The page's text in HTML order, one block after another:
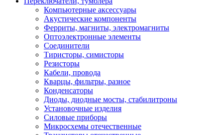
Компьютерные аксессуары
Акустические компоненты
Ферриты, магниты, электромагниты
Оптоэлектронные элементы
Соединители
Тиристоры, симисторы
Резисторы
Кабели, провода
Кварцы, фильтры, разное
Конденсаторы
Диоды, диодные мосты, стабилитроны
Установочные изделия
Силовые приборы
Микросхемы отечественные